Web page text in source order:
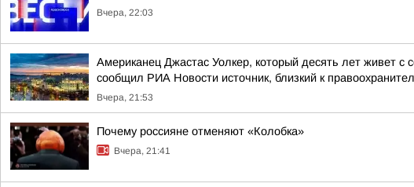
Вчера, 22:03
Американец Джастас Уолкер, который десять лет живет
сообщил РИА Новости источник, близкий к
Вчера, 21:53
Почему россияне отменяют «Колобка»
Вчера, 21:41